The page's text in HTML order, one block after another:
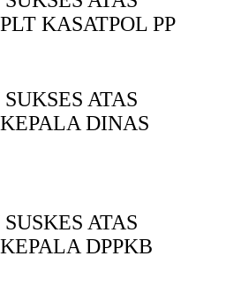
KASATPOL PP
ATAS
DINAS
ATAS
DPPKB